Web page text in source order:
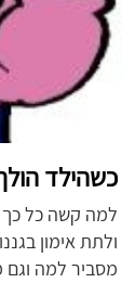
כשהילד
למה קשה כל כך
ולתת אימון
מסביר למה וגם